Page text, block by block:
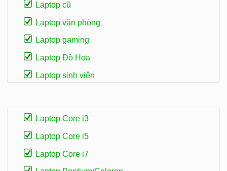
Laptop cũ
Laptop văn phòng
Laptop gaming
Laptop Đồ Họa
Laptop sinh viên
Laptop Core i3
Laptop Core i5
Laptop Core i7